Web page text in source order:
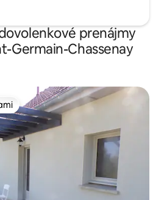
prenájmy
Germain-Chassenay